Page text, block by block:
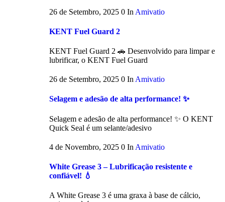
26 de Setembro, 2025 0 In Amivatio
KENT Fuel Guard 2
KENT Fuel Guard 2 🚗 Desenvolvido para limpar e
lubrificar, o KENT Fuel Guard
26 de Setembro, 2025 0 In Amivatio
Selagem e adesão de alta performance! ✨
Selagem e adesão de alta performance! ✨ O KENT
Quick Seal é um selante/adesivo
4 de Novembro, 2025 0 In Amivatio
White Grease 3 – Lubrificação resistente e
confiável! 💧
A White Grease 3 é uma graxa à base de cálcio,